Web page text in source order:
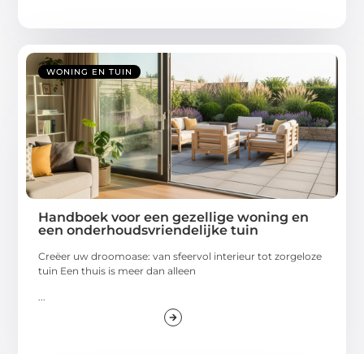
WONING EN TUIN
Handboek voor een gezellige woning en
een onderhoudsvriendelijke tuin
Creëer uw droomoase: van sfeervol interieur tot zorgeloze
tuin Een thuis is meer dan alleen
...